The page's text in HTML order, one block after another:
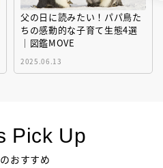
父の日に読みたい！パパ鳥た
ちの感動的な子育て生態4選
｜図鑑MOVE
2025.06.13
Pick Up
おすすめ